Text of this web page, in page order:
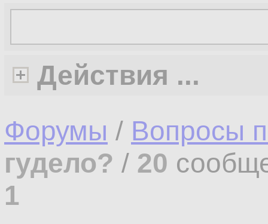
Действия ...
Форумы / Вопросы
гудело? / 20
1